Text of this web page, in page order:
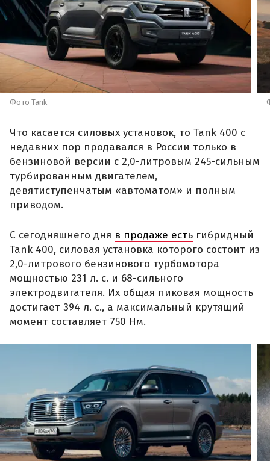
Фото Tank
Что касается силовых установок, то Tank 400 с
недавних пор продавался в России только в
бензиновой версии с 2,0-литровым 245-сильным
турбированным двигателем,
девятиступенчатым «автоматом» и полным
приводом.
С сегодняшнего дня в продаже есть гибридный
Tank 400, силовая установка которого состоит из
2,0-литрового бензинового турбомотора
мощностью 231 л. с. и 68-сильного
электродвигателя. Их общая пиковая мощность
достигает 394 л. с., а максимальный крутящий
момент составляет 750 Нм.